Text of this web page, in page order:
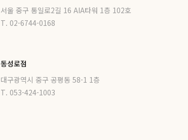
서울 중구 통일로2길 16 AIA타워 1층 102호
T. 02-6744-0168
동성로점
대구광역시 중구 공평동 58-1 1층
T. 053-424-1003